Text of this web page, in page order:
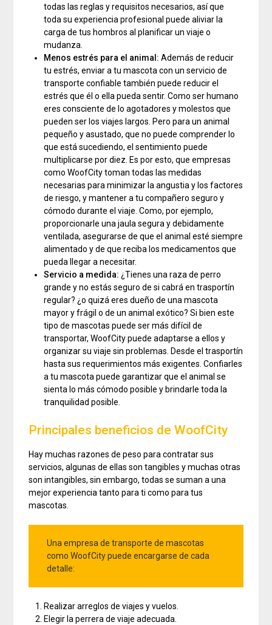
todas las reglas y requisitos necesarios, así que
toda su experiencia profesional puede aliviar la
carga de tus hombros al planificar un viaje o
mudanza.
Menos estrés para el animal: Además de reducir
tu estrés, enviar a tu mascota con un servicio de
transporte confiable también puede reducir el
estrés que él o ella pueda sentir. Como ser humano
eres consciente de lo agotadores y molestos que
pueden ser los viajes largos. Pero para un animal
pequeño y asustado, que no puede comprender lo
que está sucediendo, el sentimiento puede
multiplicarse por diez. Es por esto, que empresas
como WoofCity toman todas las medidas
necesarias para minimizar la angustia y los factores
de riesgo, y mantener a tu compañero seguro y
cómodo durante el viaje. Como, por ejemplo,
proporcionarle una jaula segura y debidamente
ventilada, asegurarse de que el animal esté siempre
alimentado y de que reciba los medicamentos que
pueda llegar a necesitar.
Servicio a medida:¿Tienes una raza de perro
grande y no estás seguro de si cabrá en trasportín
regular? ¿o quizá eres dueño de una mascota
mayor y frágil o de un animal exótico? Si bien este
tipo de mascotas puede ser más difícil de
transportar, WoofCity puede adaptarse a ellos y
organizar su viaje sin problemas. Desde el trasportín
hasta sus requerimientos más exigentes. Confiarles
a tu mascota puede garantizar que el animal se
sienta lo más cómodo posible y brindarle toda la
tranquilidad posible.
Principales beneficios de WoofCity
Hay muchas razones de peso para contratar sus
servicios, algunas de ellas son tangibles y muchas otras
son intangibles, sin embargo, todas se suman a una
mejor experiencia tanto para ti como para tus
mascotas.
Una empresa de transporte de mascotas
como WoofCity puede encargarse de cada
detalle:
Realizar arreglos de viajes y vuelos.
Elegir la perrera de viaje adecuada.